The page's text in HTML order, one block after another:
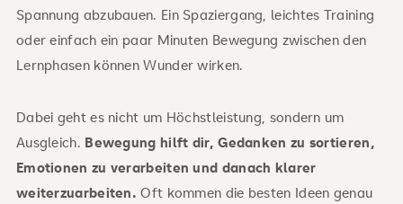
Spannung abzubauen. Ein Spaziergang, leichtes Training
oder einfach ein paar Minuten Bewegung zwischen den
Lernphasen können Wunder wirken.
Dabei geht es nicht um Höchstleistung, sondern um
Ausgleich. Bewegung hilft dir, Gedanken zu sortieren,
Emotionen zu verarbeiten und danach klarer
weiterzuarbeiten. Oft kommen die besten Ideen genau